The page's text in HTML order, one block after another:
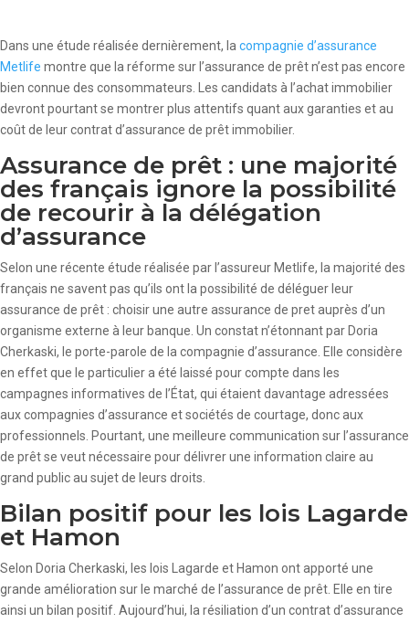
Dans une étude réalisée dernièrement, lacompagnie d’assurance
Metlife montre que la réforme sur l’assurance de prêt n’est pas encore
bien connue des consommateurs. Les candidats à l’achat immobilier
devront pourtant se montrer plus attentifs quant aux garanties et au
coût de leur contrat d’assurance de prêt immobilier.
Assurance de prêt : une majorité
des français ignore la possibilité
de recourir à la délégation
d’assurance
Selon une récente étude réalisée par l’assureur Metlife, la majorité des
français ne savent pas qu’ils ont la possibilité de déléguer leur
assurance de prêt : choisir une autre assurance de pret auprès d’un
organisme externe à leur banque. Un constat n’étonnant par Doria
Cherkaski, le porte-parole de la compagnie d’assurance. Elle considère
en effet que le particulier a été laissé pour compte dans les
campagnes informatives de l’État, qui étaient davantage adressées
aux compagnies d’assurance et sociétés de courtage, donc aux
professionnels. Pourtant, une meilleure communication sur l’assurance
de prêt se veut nécessaire pour délivrer une information claire au
grand public au sujet de leurs droits.
Bilan positif pour les lois Lagarde
et Hamon
Selon Doria Cherkaski, les lois Lagarde et Hamon ont apporté une
grande amélioration sur le marché de l’assurance de prêt. Elle en tire
ainsi un bilan positif. Aujourd’hui, la résiliation d’un contrat d’assurance